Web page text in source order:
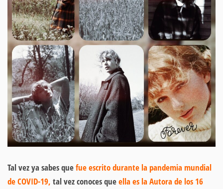
Tal vez ya sabes quefue escrito durante la pandemia mundial
de COVID-19, tal vez conoces queella es la Autora de los 16